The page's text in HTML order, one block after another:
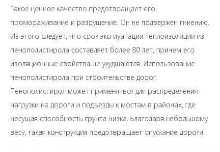
Такое ценное качество предотвращает его
промораживание и разрушение. Он не подвержен гниению.
Из этого следует, что срок эксплуатации теплоизоляции из
пенополистирола составляет более 80 лет, причем его
изоляционные свойства не ухудшаются. Использование
пенополистирола при строительстве дорог.
Пенополистирол может применяться для распределения
нагрузки на дороги и подъезды к мостам в районах, где
несущая способность грунта низка. Благодаря небольшому
весу, такая конструкция предотвращает опускание дороги.